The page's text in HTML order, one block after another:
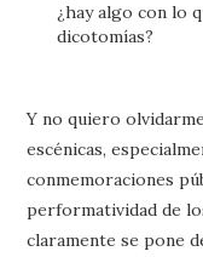
¿hay algo con lo
dicotomías?
Y no quiero
escénicas,
conmemoraciones
performatividad de
claramente se pone